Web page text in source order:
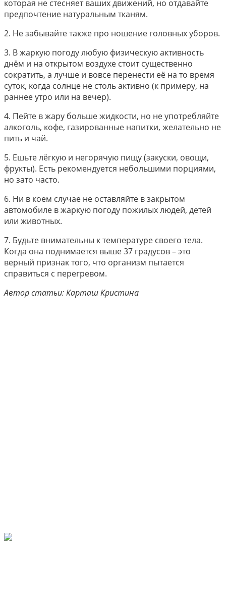
которая не стесняет ваших движений, но отдавайте
предпочтение натуральным тканям.
2. Не забывайте также про ношение головных уборов.
3. В жаркую погоду любую физическую активность
днём и на открытом воздухе стоит существенно
сократить, а лучше и вовсе перенести её на то время
суток, когда солнце не столь активно (к примеру, на
раннее утро или на вечер).
4. Пейте в жару больше жидкости, но не употребляйте
алкоголь, кофе, газированные напитки, желательно не
пить и чай.
5. Ешьте лёгкую и негорячую пищу (закуски, овощи,
фрукты). Есть рекомендуется небольшими порциями,
но зато часто.
6. Ни в коем случае не оставляйте в закрытом
автомобиле в жаркую погоду пожилых людей, детей
или животных.
7. Будьте внимательны к температуре своего тела.
Когда она поднимается выше 37 градусов – это
верный признак того, что организм пытается
справиться с перегревом.
Автор статьи: Карташ Кристина